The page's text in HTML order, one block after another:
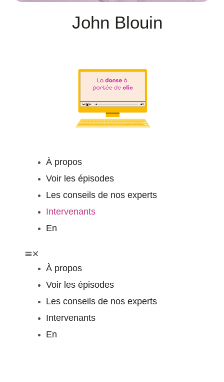
John Blouin
À propos
Voir les épisodes
Les conseils de nos experts
Intervenants
En
À propos
Voir les épisodes
Les conseils de nos experts
Intervenants
En